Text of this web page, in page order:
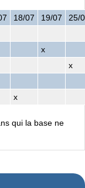
18/07 19/07
25/
x
x
x
qui la base ne